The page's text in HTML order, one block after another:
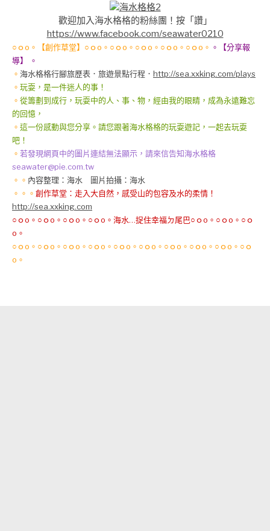
歡迎加入海水格格的粉絲團！按「讚」
https://www.facebook.com/seawater0210
○ｏo。【創作草堂】○ｏo。○ｏo。○ｏo。○ｏo。○ｏo。 。【分享報
導】 。
。 海水格格行腳旅歷表 ．旅遊景點行程． http://sea.xxking.com/plays
。 玩耍，是一件迷人的事！
。 從籌劃到成行，玩耍中的人、事、物，經由我的眼睛，成為永遠難忘
的回憶，
。 這一份感動與您分享。請您跟著海水格格的玩耍遊記，一起去玩耍
吧！
。 若發現網頁中的圖片連結無法顯示，請來信告知海水格格
seawater@pie.com.tw
。。 內容整理：海水 圖片拍攝：海水
。。。 創作草堂：走入大自然，感受山的包容及水的柔情！
http://sea.xxking.com
○ｏo。○ｏo。○ｏo。○ｏo。海水…捉住幸福ㄉ尾巴○ｏo。○ｏo。○ｏ
o。
○ｏo。○ｏo。○ｏo。○ｏo。○ｏo。○ｏo。○ｏo。○ｏo。○ｏo。○ｏ
o。